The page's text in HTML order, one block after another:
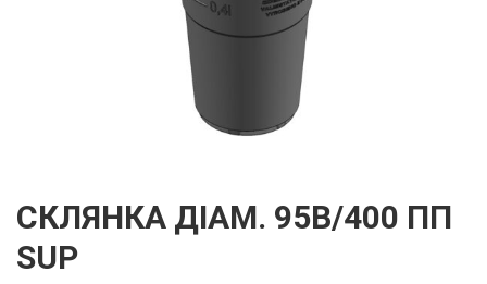
СКЛЯНКА ДІАМ. 95B/400 ПП
SUP